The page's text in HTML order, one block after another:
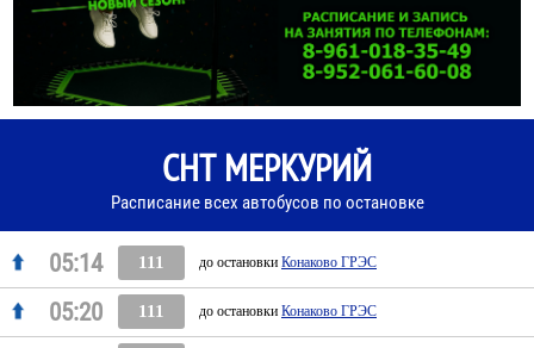
СНТ МЕРКУРИЙ
Расписание всех автобусов по остановке
05:14 111 до остановки Конаково ГРЭС
05:20 111 до остановки Конаково ГРЭС